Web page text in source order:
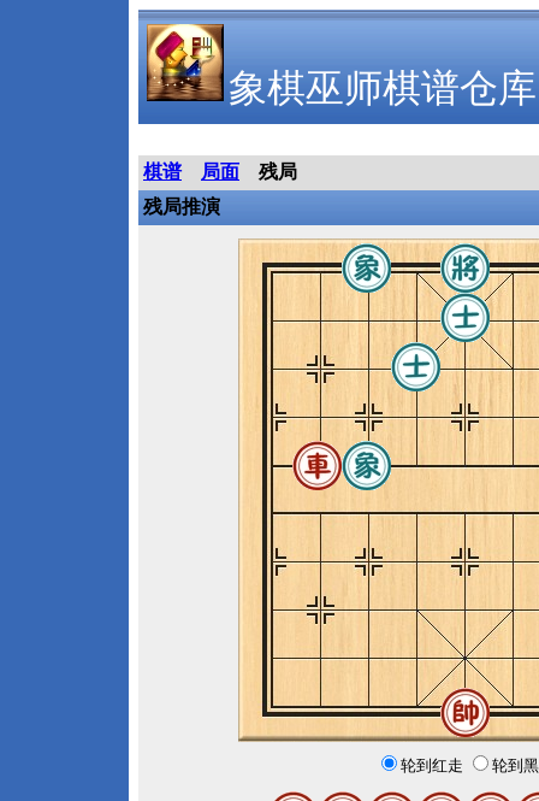
象棋巫师棋谱仓库
棋谱 局面
残局
残局推演
轮到红走 轮到